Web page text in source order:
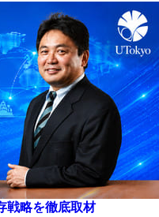
戦略を徹底取材